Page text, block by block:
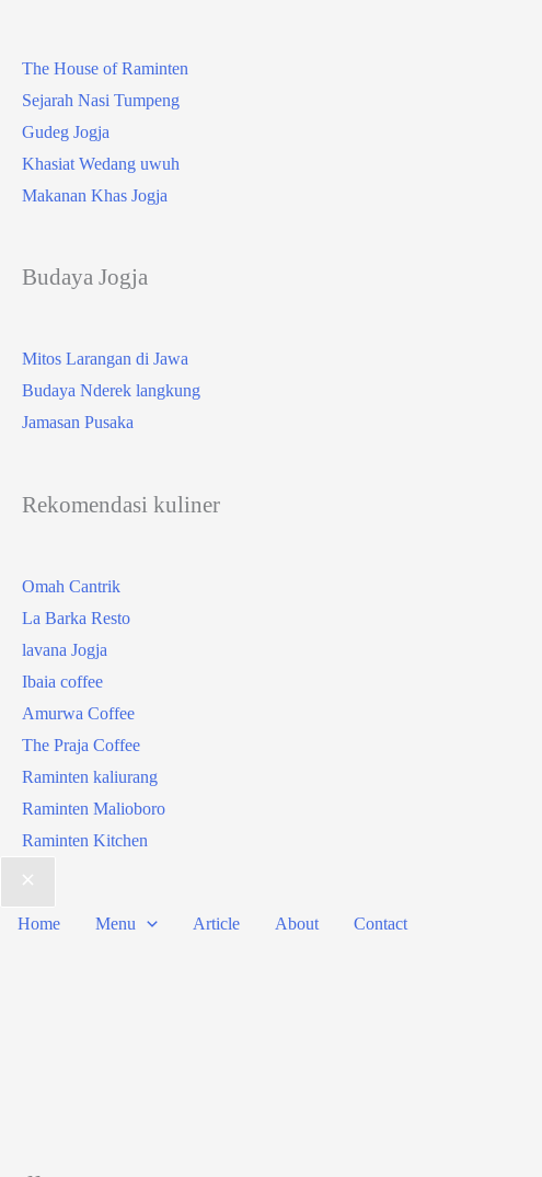
The House of Raminten
Sejarah Nasi Tumpeng
Gudeg Jogja
Khasiat Wedang uwuh
Makanan Khas Jogja
Budaya Jogja
Mitos Larangan di Jawa
Budaya Nderek langkung
Jamasan Pusaka
Rekomendasi kuliner
Omah Cantrik
La Barka Resto
lavana Jogja
Ibaia coffee
Amurwa Coffee
The Praja Coffee
Raminten kaliurang
Raminten Malioboro
Raminten Kitchen
Home Menu Article About Contact